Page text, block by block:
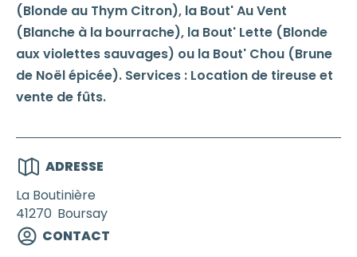
(Blonde au Thym Citron), la Bout' Au Vent
(Blanche à la bourrache), la Bout' Lette (Blonde
aux violettes sauvages) ou la Bout' Chou (Brune
de Noël épicée). Services : Location de tireuse et
vente de fûts.
ADRESSE
La Boutinière
41270 Boursay
CONTACT